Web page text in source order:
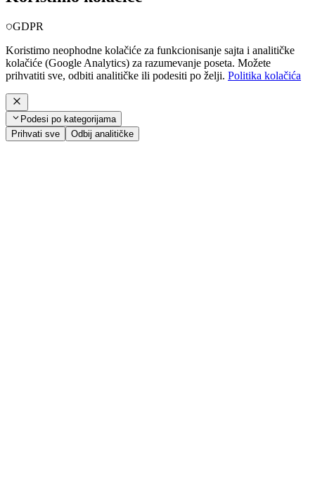
GDPR
Koristimo neophodne kolačiće za funkcionisanje sajta i analitičke
kolačiće (Google Analytics) za razumevanje poseta. Možete
prihvatiti sve, odbiti analitičke ili podesiti po želji. Politika kolačića
Podesi po kategorijama
Prihvati sve
Odbij analitičke